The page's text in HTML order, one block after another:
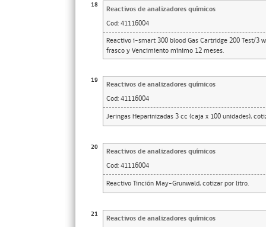
18
Reactivos de analizadores químicos
Cod: 41116004
Reactivo i-smart 300 blood Gas Cartridge 200 Test/3
frasco y Vencimiento mínimo 12 meses.
19
Reactivos de analizadores químicos
Cod: 41116004
Jeringas Heparinizadas 3 cc (caja x 100 unidades),
20
Reactivos de analizadores químicos
Cod: 41116004
Reactivo Tinción May-Grunwald, cotizar por litro.
21
Reactivos de analizadores químicos